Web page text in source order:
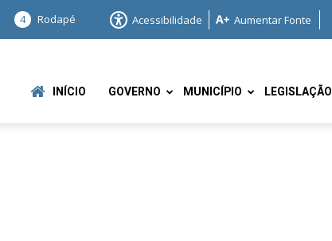
4 Rodapé Acessibilidade Aumentar Fonte
INÍCIO GOVERNO MUNICÍPIO LEGISLAÇÃO